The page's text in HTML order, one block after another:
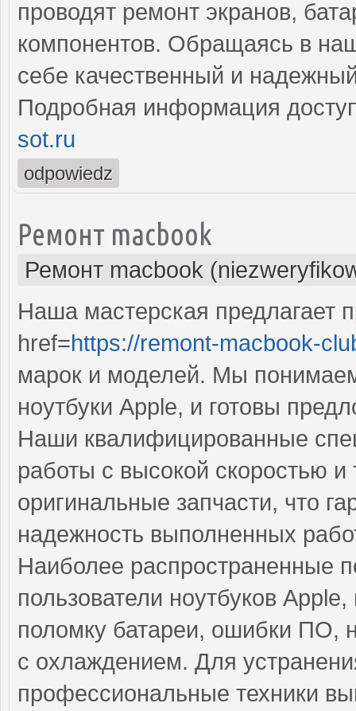
проводят ремонт экранов,
компонентов. Обращаясь в
себе качественный и
Подробная информация
sot.ru
odpowiedz
Ремонт macbook
Ремонт macbook
Наша мастерская предлагает
href=https://remont-macbook-
марок и моделей. Мы
ноутбуки Apple, и готовы
Наши квалифицированные
работы с высокой скоростью и
оригинальные запчасти, что
надежность выполненных
Наиболее распространенные
пользователи ноутбуков
поломку батареи, ошибки ПО,
с охлаждением. Для
профессиональные техники